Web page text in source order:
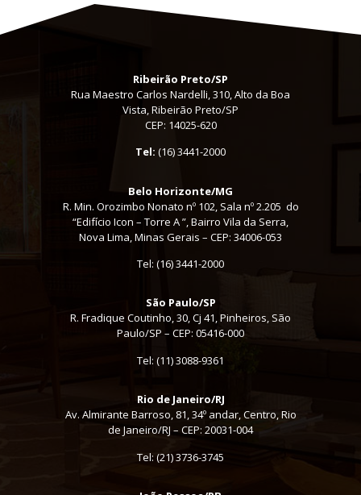
Ribeirão Preto/SP
Rua Maestro Carlos Nardelli, 310, Alto da Boa
Vista, Ribeirão Preto/SP
CEP: 14025-620
Tel: (16) 3441-2000
Belo Horizonte/MG
R. Min. Orozimbo Nonato nº 102, Sala nº 2.205 do
“Edifício Icon – Torre A ”, Bairro Vila da Serra,
Nova Lima, Minas Gerais – CEP: 34006-053
Tel: (16) 3441-2000
São Paulo/SP
R. Fradique Coutinho, 30, Cj 41, Pinheiros, São
Paulo/SP – CEP: 05416-000
Tel: (11) 3088-9361
Rio de Janeiro/RJ
Av. Almirante Barroso, 81, 34º andar, Centro, Rio
de Janeiro/RJ – CEP: 20031-004
Tel: (21) 3736-3745